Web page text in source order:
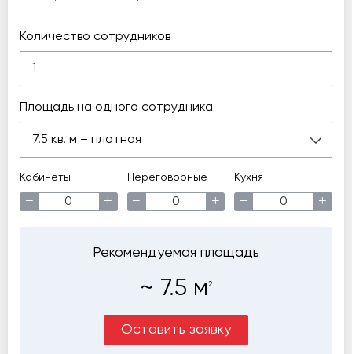
Количество сотрудников
Площадь на одного сотрудника
7.5 кв. м – плотная
Кабинеты
− +
Переговорные
− +
Кухня
− +
Рекомендуемая площадь
~ 7.5 м 2
Оставить заявку